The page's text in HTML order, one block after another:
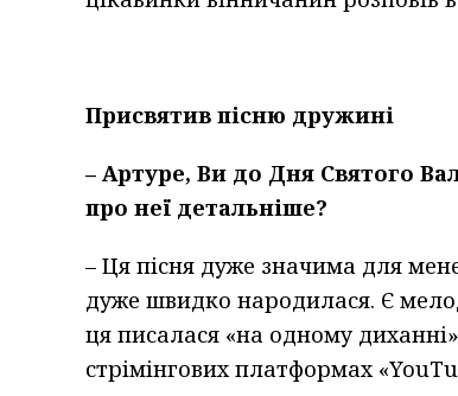
Присвятив пісню дружині
– Артуре, Ви до Дня Святого
про неї детальніше?
– Ця пісня дуже значима для
дуже швидко народилася. Є
ця писалася «на одному
стрімінгових платформах